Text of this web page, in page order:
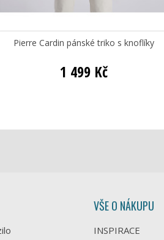
Pierre Cardin pánské triko s knoflíky
1 499 Kč
VŠE O NÁKUPU
INSPIRACE